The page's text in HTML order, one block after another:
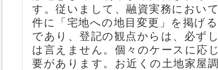
す。従いまして、融資実務におい
件に「宅地への地目変更」を掲げ
であり、登記の観点からは、必ず
は言えません。個々のケースに応
要があります。お近くの土地家屋